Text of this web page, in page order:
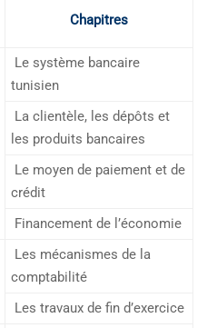
Chapitres
Le système bancaire
tunisien
La clientèle, les dépôts et
les produits bancaires
Le moyen de paiement et de
crédit
Financement de l’économie
Les mécanismes de la
comptabilité
Les travaux de fin d’exercice